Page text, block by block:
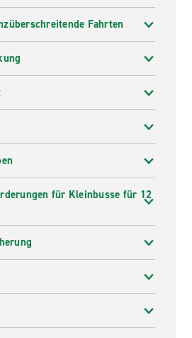
Fahrten
für Kleinbusse für 12